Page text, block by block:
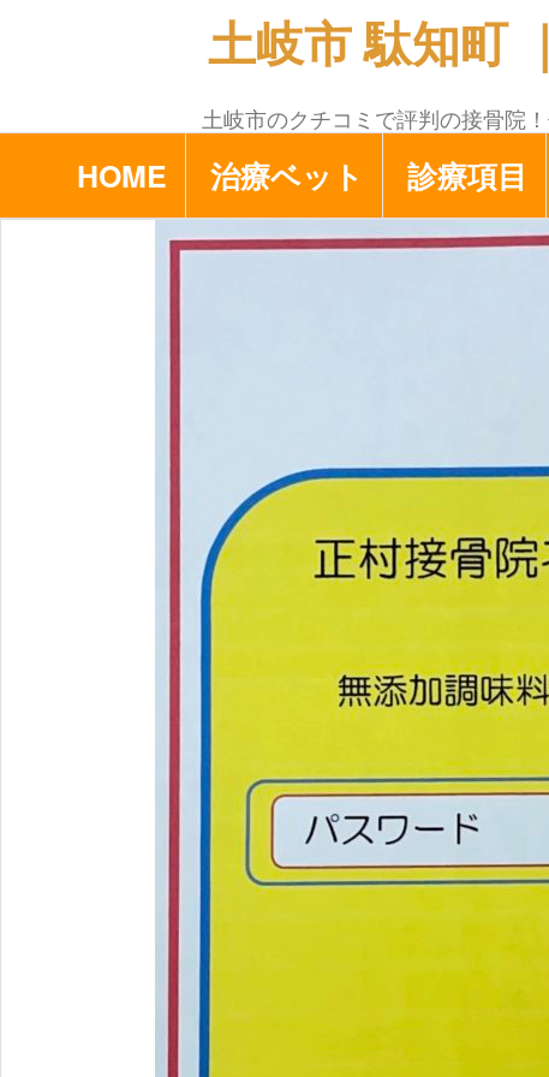
土岐市 駄知町
土岐市のクチコミで評判の接骨院
HOME 治療ベット 診療項目